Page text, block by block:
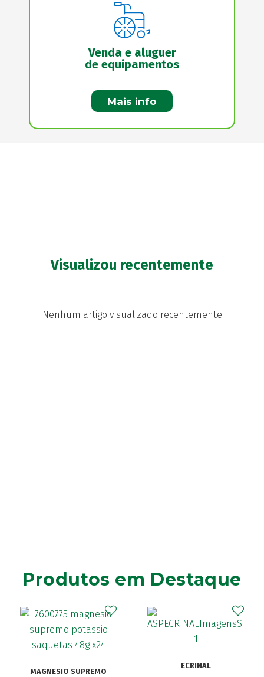
Venda e aluguer
de equipamentos
Mais info
Visualizou recentemente
Nenhum artigo visualizado recentemente
Produtos em Destaque
MAGNESIO SUPREMO
ECRINAL